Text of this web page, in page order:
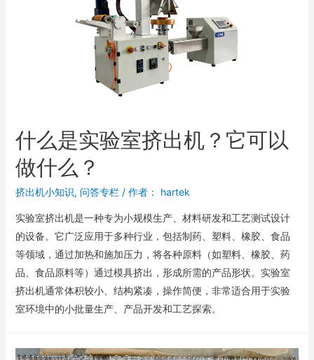
什么是实验室挤出机？它可以
做什么？
挤出机小知识, 问答专栏/ 作者： hartek
实验室挤出机是一种专为小规模生产、材料研发和工艺测试设计
的设备。它广泛应用于多种行业，包括制药、塑料、橡胶、食品
等领域，通过加热和施加压力，将各种原料（如塑料、橡胶、药
品、食品原料等）通过模具挤出，形成所需的产品形状。实验室
挤出机通常体积较小、结构紧凑，操作简便，非常适合用于实验
室环境中的小批量生产、产品开发和工艺探索。